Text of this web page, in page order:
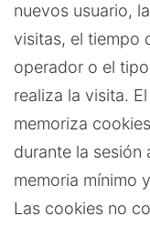
nuevos usuario,
visitas, el tiempo
operador o el
realiza la visita.
memoriza
durante la
memoria mínimo
Las cookies no